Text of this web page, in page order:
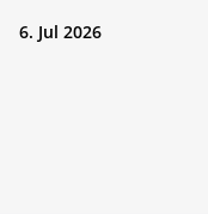
6. Jul 2026